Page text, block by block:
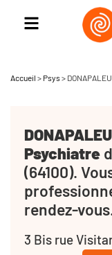
Accueil > Psys > DONAPALEU
DONAPALEU
Psychiatre
(64100).
rendez-
3 Bis rue